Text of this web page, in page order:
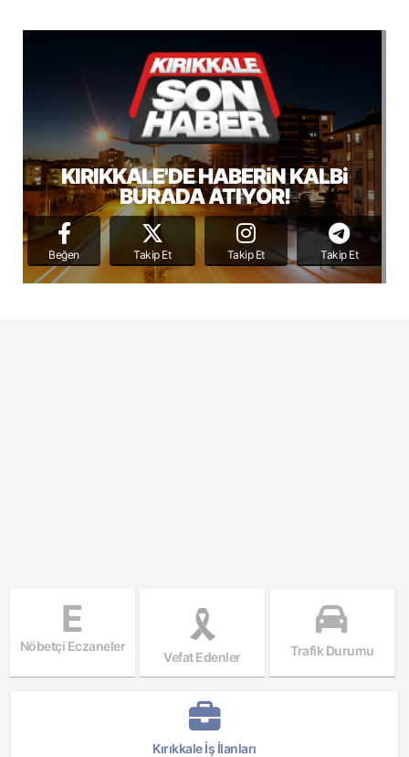
KIRIKKALE'DE HABERiN KALBi
BURADA ATIYOR!
Beğen Takip Et Takip Et Takip Et
E
Nöbetçi Eczaneler
Vefat Edenler Trafik Durumu
Kırıkkale İş İlanları